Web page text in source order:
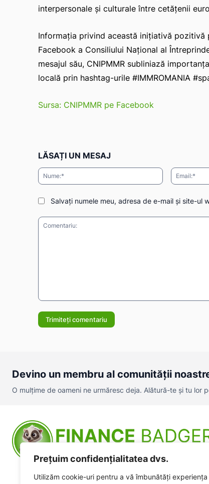
Prețuim confidențialitatea dvs.
Utilizăm cookie-uri pentru a vă îmbunătăți
interpersonale și culturale între cetățenii
Informația privind această inițiativă
Facebook a Consiliului Național al
mesajul său, CNIPMMR subliniază
locală prin hashtag-urile #IMMROMANIA
Sursa: CNIPMMR pe Facebook
LĂSAȚI UN MESAJ
Nume:*
Salvați numele meu, adresa de e-mail și site-
Devino un membru al comunității
O mulțime de oameni ne urmăresc deja. Alătură-te și tu lor